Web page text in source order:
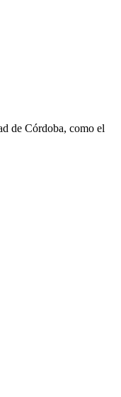
de Córdoba, como el